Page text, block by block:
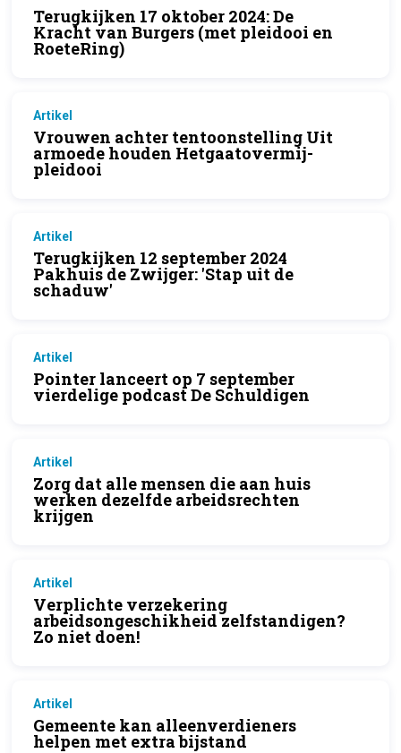
Terugkijken 17 oktober 2024: De
Kracht van Burgers (met pleidooi en
RoeteRing)
Artikel
Vrouwen achter tentoonstelling Uit
armoede houden Hetgaatovermij-
pleidooi
Artikel
Terugkijken 12 september 2024
Pakhuis de Zwijger: 'Stap uit de
schaduw'
Artikel
Pointer lanceert op 7 september
vierdelige podcast De Schuldigen
Artikel
Zorg dat alle mensen die aan huis
werken dezelfde arbeidsrechten
krijgen
Artikel
Verplichte verzekering
arbeidsongeschikheid zelfstandigen?
Zo niet doen!
Artikel
Gemeente kan alleenverdieners
helpen met extra bijstand